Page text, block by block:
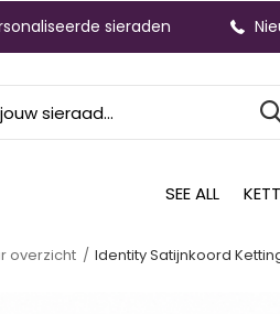
SEE ALL
sieraden
overzicht Identity Satijnkoord